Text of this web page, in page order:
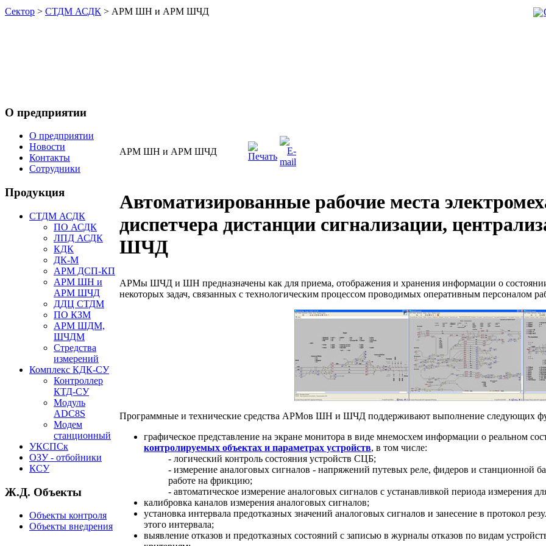
Сектор > СТДМ АСДК > АРМ ШН и АРМ ШЧД
О предприятии
О предприятии
Новости
Контакты
Сотрудники
Продукция
СТДМ АСДК
ПО АСДК
ЛПД АСДК
КДК
ДК-М
АРМ ДСП-КП
АРМ ШН и
АРМ ШЧД
ДДЦ СТДМ
ПО КЗМ
АРМ ШДМ,
ШЧДМ
Стредства
измерений
Комплекс КДК-СУ
Контроллер
КТД-СУ
Модуль
ADC8S
Модем
станционный
УКСПСк
ОЗУ - отбойники
КСУ
Ж.Д. Объекты
Объекты контроля
Объекты внедрения
АРМ ШН и АРМ ШЧД
Автоматизированные рабочие места
диспетчера дистанции сигнализации,
ШЧД
АРМы ШЧД и ШН предназначены как для приема, отображения и хранения информации о
некоторых задач, связанных с технологическим процессом проводимых оперативным персоналом
Программные и технические средства АРМов ШН и ШЧД поддерживают выполнение следующих
графическое представление на экране монитора в виде мнемосхем информации о реальном
контролируемых объектах и параметрах устройств, в том числе:
- логический контроль состояния устройств СЦБ;
- измерение аналоговых сигналов - напряжений путевых реле, фидеров и станционной
работе на фрикцию;
- автоматическое измерение аналоговых сигналов с устанавливкой периода измерения
калибровка каналов измерения аналоговых сигналов;
установка интервала предотказных значений аналоговых сигналов и занесение в протокол
этого интервала;
выявление отказов и предотказных состояний с записью в журналы отказов по видам